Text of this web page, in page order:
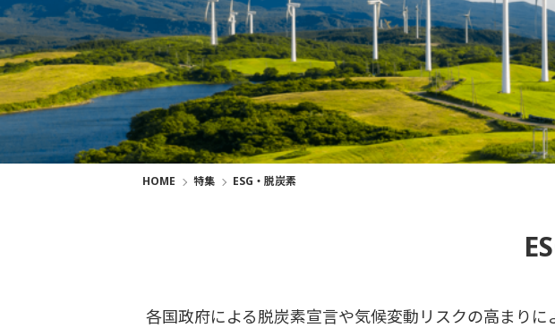
HOME 特集 ESG・脱炭素
各国政府による脱炭素宣言や気候変動リスクの高まり